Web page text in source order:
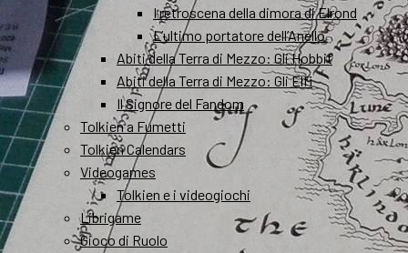
I retroscena della dimora di Elrond
L’ultimo portatore dell’Anello
Abiti della Terra di Mezzo: Gli Hobbit
Abiti della Terra di Mezzo: Gli Elfi
Il Signore del Fandom
Tolkien a Fumetti
Tolkien Calendars
Videogames
Tolkien e i videogiochi
Librigame
Gioco di Ruolo